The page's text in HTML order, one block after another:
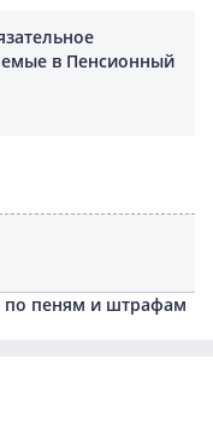
в Пенсионный
по пеням и штрафам